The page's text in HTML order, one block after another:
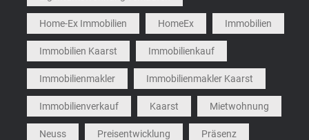
Home-Ex Immobilien HomeEx Immobilien
Immobilien Kaarst Immobilienkauf
Immobilienmakler Immobilienmakler Kaarst
Immobilienverkauf Kaarst Mietwohnung
Neuss Preisentwicklung Präsenz